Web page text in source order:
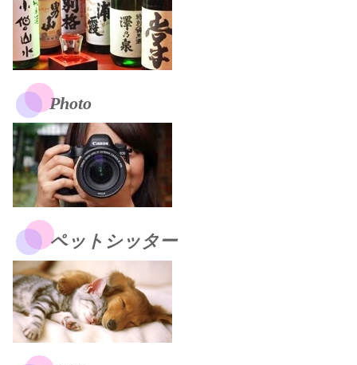
Photo
ペットシッター